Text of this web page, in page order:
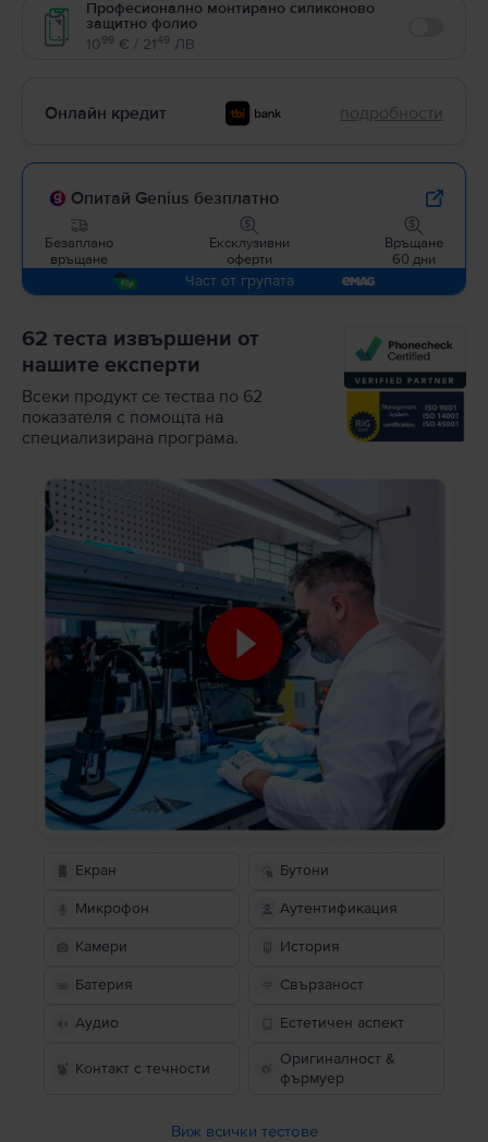
Професионално монтирано силиконово
защитно фолио
1099 € / 2149 ЛВ
Онлайн кредит подробности
Опитай Genius безплатно
Безаплано
връщане
Ексклузивни
оферти
Връщане
60 дни
Част от групата
62 теста извършени от
нашите експерти
Всеки продукт се тества по 62
показателя с помощта на
специализирана програма.
Екран Бутони
Микрофон Аутентификация
Камери История
Батерия Свързаност
Аудио Естетичен аспект
Контакт с течности
Оригиналност &
фърмуер
Виж всички тестове